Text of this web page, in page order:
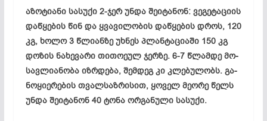
აზ­ოტ­ი­ა­ნი სა­სუ­ქი 2-ჯერ უნ­და შე­იტ­ან­ონ: ვე­გე­ტა­ცი­ის
დაწ­ყე­ბის წინ და ყვა­ვი­ლო­ბის დაწ­ყე­ბის დროს, 120
კგ, ხო­ლო 3 წლი­ან­ზე უხ­ნეს პლან­ტა­ცი­ა­ში 150 კგ
დო­ზის ნა­ხე­ვა­რი თი­თო­ე­ულ ჯერ­ზე. 6-7 წლამ­დე მო­
სავ­ლი­ან­ო­ბა იზრ­დე­ბა, შემ­დეგ კი კლე­ბუ­ლობს. გა­
ნო­ყი­ერ­ებ­ის თვალ­საზ­რი­სით, ყო­ველ მე­ო­რე წელს
უნ­და შე­იტ­ან­ონ 40 ტო­ნა ორ­გა­ნუ­ლი სა­სუ­ქი.